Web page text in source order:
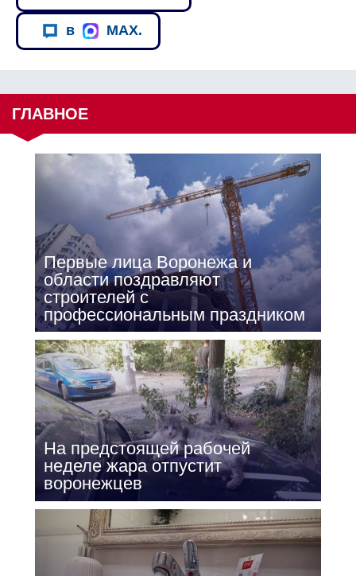
в MAX.
ГЛАВНОЕ
Первые лица Воронежа и
области поздравляют
строителей с
профессиональным праздником
На предстоящей рабочей
неделе жара отпустит
воронежцев